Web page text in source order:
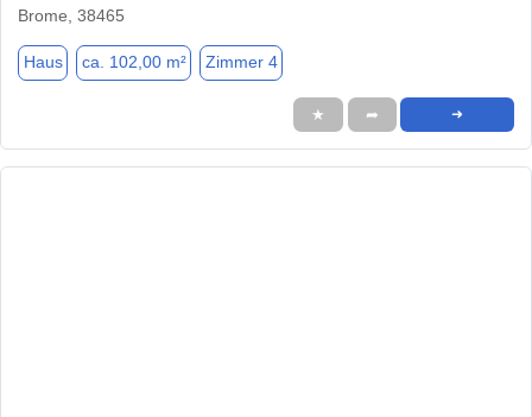
Brome, 38465
Haus ca. 102,00 m² Zimmer 4
★ ➦ ➜